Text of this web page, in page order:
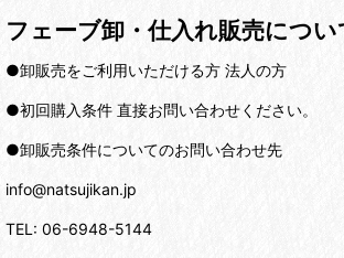
フェーブ卸・仕入れ販売につい
●卸販売をご利用いただける方 法人の方
●初回購入条件 直接お問い合わせください。
●卸販売条件についてのお問い合わせ先
info@natsujikan.jp
TEL: 06-6948-5144